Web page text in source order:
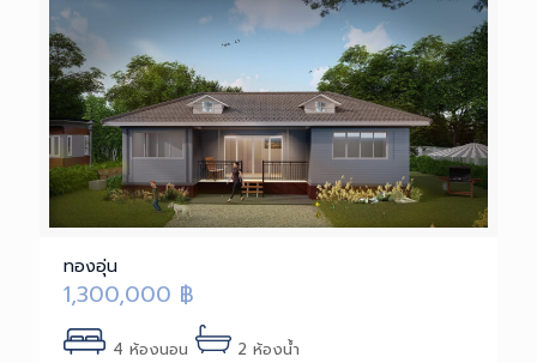
ทองอุ่น
1,300,000 ฿
4 ห้องนอน
2 ห้องน้ำ